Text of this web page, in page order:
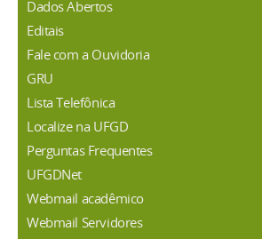
Dados Abertos
Editais
Fale com a Ouvidoria
GRU
Lista Telefônica
Localize na UFGD
Perguntas Frequentes
UFGDNet
Webmail acadêmico
Webmail Servidores